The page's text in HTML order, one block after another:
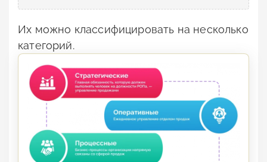
Их можно классифицировать на несколько
категорий.